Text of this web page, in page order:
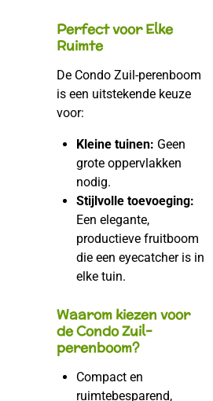
Perfect voor Elke
Ruimte
De Condo Zuil-perenboom
is een uitstekende keuze
voor:
Kleine tuinen: Geen
grote oppervlakken
nodig.
Stijlvolle toevoeging:
Een elegante,
productieve fruitboom
die een eyecatcher is in
elke tuin.
Waarom kiezen voor
de Condo Zuil-
perenboom?
Compact en
ruimtebesparend,